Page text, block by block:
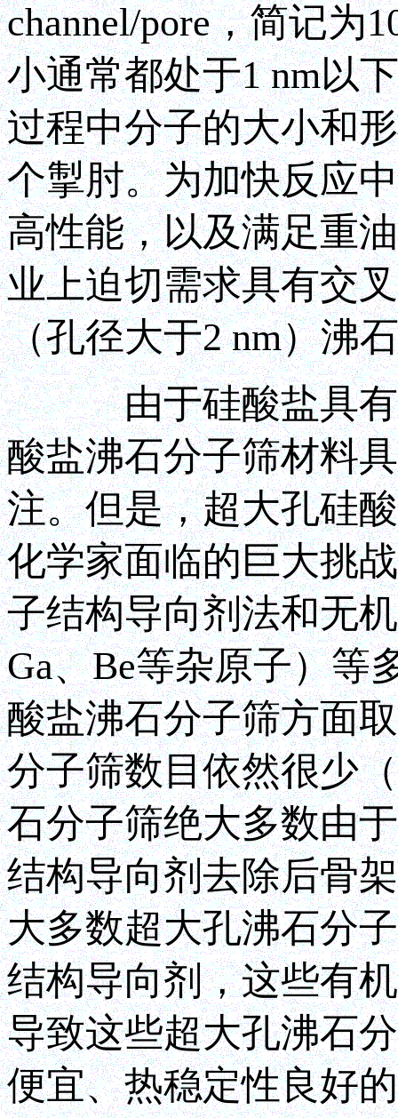
channel/pore，简记为
小通常都处于1 nm以
过程中分子的大小和
个掣肘。为加快反应
高性能，以及满足重
业上迫切需求具有交
（孔径大于2 nm）沸
由于硅酸盐具有良
酸盐沸石分子筛材料
注。但是，超大孔硅
化学家面临的巨大挑
子结构导向剂法和无
Ga、Be等杂原子）等
酸盐沸石分子筛方面
分子筛数目依然很少
石分子筛绝大多数由
结构导向剂去除后骨
大多数超大孔沸石分
结构导向剂，这些有
导致这些超大孔沸石
便宜、热稳定性良好